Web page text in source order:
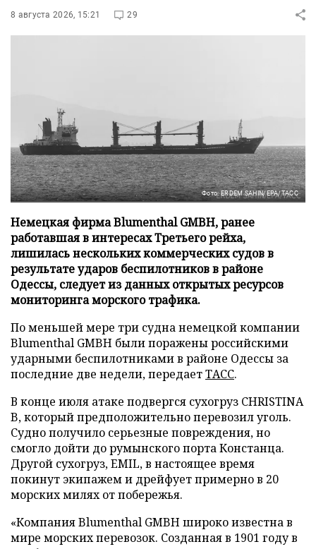
8 августа 2026, 15:21 29
Фото: ERDEM SAHIN/EPA/ТАСС
Немецкая фирма Blumenthal GMBH, ранее
работавшая в интересах Третьего рейха,
лишилась нескольких коммерческих судов в
результате ударов беспилотников в районе
Одессы, следует из данных открытых ресурсов
мониторинга морского трафика.
По меньшей мере три судна немецкой компании
Blumenthal GMBH были поражены российскими
ударными беспилотниками в районе Одессы за
последние две недели, передаетТАСС.
В конце июля атаке подвергся сухогруз CHRISTINA
B, который предположительно перевозил уголь.
Судно получило серьезные повреждения, но
смогло дойти до румынского порта Констанца.
Другой сухогруз, EMIL, в настоящее время
покинут экипажем и дрейфует примерно в 20
морских милях от побережья.
«Компания Blumenthal GMBH широко известна в
мире морских перевозок. Созданная в 1901 году в